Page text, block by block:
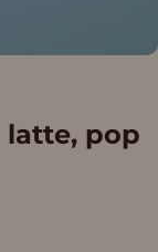
latte, pop